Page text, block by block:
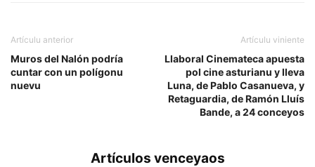
Artículu anterior
Muros del Nalón podría
cuntar con un polígonu
nuevu
Artículu viniente
Llaboral Cinemateca apuesta
pol cine asturianu y lleva
Luna, de Pablo Casanueva, y
Retaguardia, de Ramón Lluís
Bande, a 24 conceyos
Artículos venceyaos